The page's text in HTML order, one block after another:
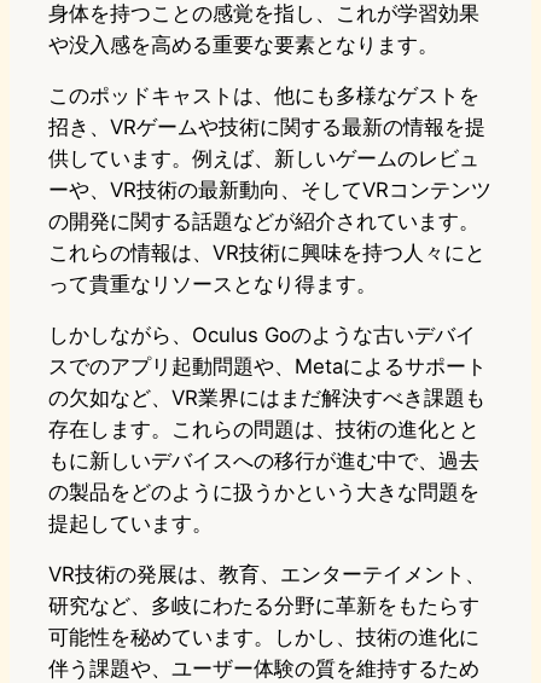
身体を持つことの感覚を指し、これが学習効果
や没入感を高める重要な要素となります。
このポッドキャストは、他にも多様なゲストを
招き、VRゲームや技術に関する最新の情報を提
供しています。例えば、新しいゲームのレビュ
ーや、VR技術の最新動向、そしてVRコンテンツ
の開発に関する話題などが紹介されています。
これらの情報は、VR技術に興味を持つ人々にと
って貴重なリソースとなり得ます。
しかしながら、Oculus Goのような古いデバイ
スでのアプリ起動問題や、Metaによるサポート
の欠如など、VR業界にはまだ解決すべき課題も
存在します。これらの問題は、技術の進化とと
もに新しいデバイスへの移行が進む中で、過去
の製品をどのように扱うかという大きな問題を
提起しています。
VR技術の発展は、教育、エンターテイメント、
研究など、多岐にわたる分野に革新をもたらす
可能性を秘めています。しかし、技術の進化に
伴う課題や、ユーザー体験の質を維持するため